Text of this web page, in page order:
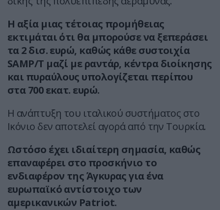
Η αξία μιας τέτοιας προμήθειας
εκτιμάται ότι θα μπορούσε να ξεπεράσει
τα 2 δισ. ευρώ, καθώς κάθε συστοιχία
SAMP/T μαζί με ραντάρ, κέντρα διοίκησης
και πυραύλους υπολογίζεται περίπου
στα 700 εκατ. ευρώ.
Η ανάπτυξη του ιταλικού συστήματος στο
Ικόνιο δεν αποτελεί αγορά από την Τουρκία.
Ωστόσο έχει ιδιαίτερη σημασία, καθώς
επαναφέρει στο προσκήνιο το
ενδιαφέρον της Άγκυρας για ένα
ευρωπαϊκό αντίστοιχο των
αμερικανικών Patriot.